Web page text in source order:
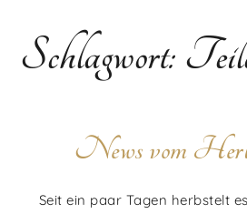
Schlagwort:
News vom
Seit ein paar Tagen herbstelt